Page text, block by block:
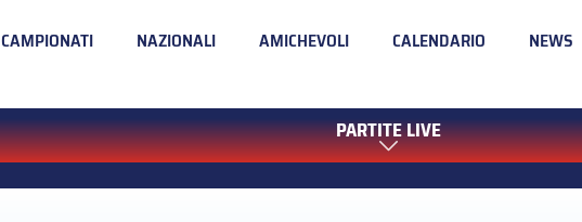
CAMPIONATI NAZIONALI AMICHEVOLI CALENDARIO NEWS
PARTITE LIVE